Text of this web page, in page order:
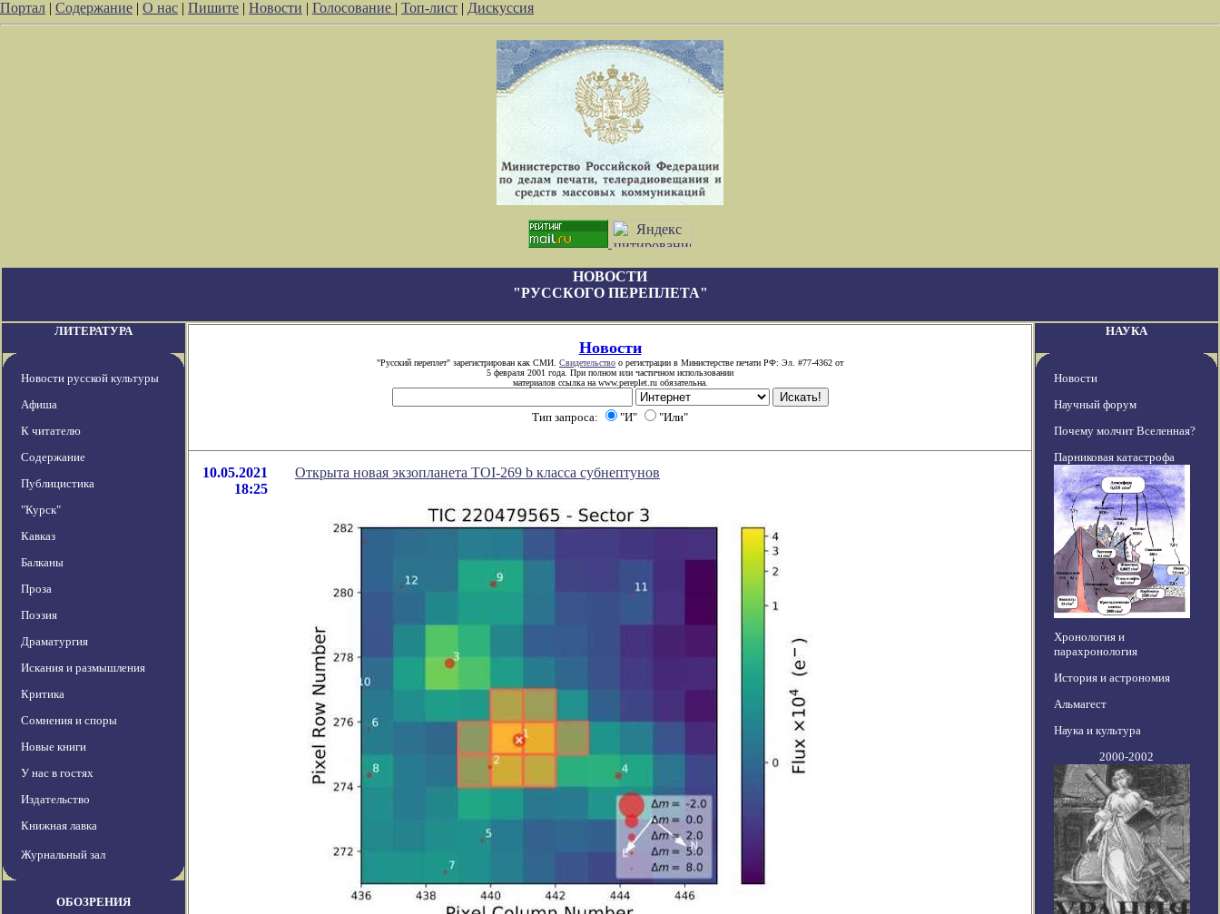
Портал | Содержание | О нас | Пишите | Новости | Голосование | Топ-лист | Дискуссия
НОВОСТИ
"РУССКОГО ПЕРЕПЛЕТА"
ЛИТЕРАТУРА
Новости русской культуры
Афиша
К читателю
Содержание
Публицистика
"Курск"
Кавказ
Балканы
Проза
Поэзия
Драматургия
Искания и размышления
Критика
Сомнения и споры
Новые книги
У нас в гостях
Издательство
Книжная лавка
Журнальный зал
ОБОЗРЕНИЯ
Новости
"Русский переплет" зарегистрирован как СМИ. Свидетельство о регистрации в Министерстве печати РФ: Эл. #77-4362 от
5 февраля 2001 года. При полном или частичном использовании
материалов ссылка на www.pereplet.ru обязательна.
Тип запроса: "И" "Или"
10.05.2021
18:25
Открыта новая экзопланета TOI-269 b класса субнептунов
НАУКА
Новости
Научный форум
Почему молчит Вселенная?
Парниковая катастрофа
Хронология и
парахронология
История и астрономия
Альмагест
Наука и культура
2000-2002